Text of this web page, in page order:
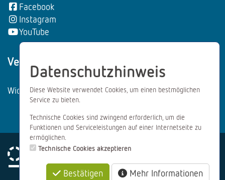
Facebook
Instagram
YouTube
Vertrag wiederrufen:
Widerrufsformular
Impressum Datenschutz AGB
Datenschutzhinweis
Diese Website verwendet Cookies, um einen bestmöglichen
Service zu bieten.
Technische Cookies sind zwingend erforderlich, um die
Funktionen und Serviceleistungen auf einer Internetseite zu
ermöglichen.
Technische Cookies akzeptieren
Bestätigen Mehr Informationen